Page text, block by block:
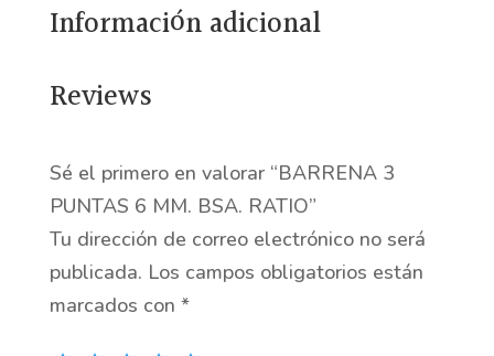
RATIO
Información adicional
Reviews
Sé el primero en valorar “BARRENA 3
PUNTAS 6 MM. BSA. RATIO”
Tu dirección de correo electrónico no será
publicada. Los campos obligatorios están
marcados con *